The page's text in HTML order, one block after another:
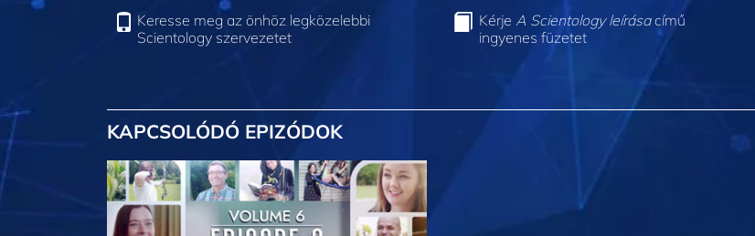
Keresse meg az önhöz legközelebbi
Scientology szervezetet
Kérje A Scientology leírásacímű
ingyenes füzetet
KAPCSOLÓDÓ EPIZÓDOK